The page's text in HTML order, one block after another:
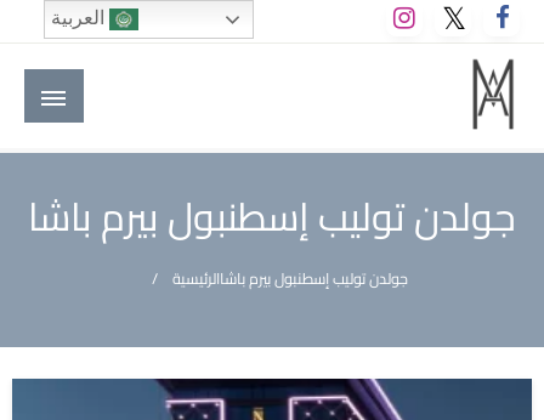
التخطي
إلى
المحتوى
M A hotels | إم ايه هوتيلز
الموقع الأول للعاملين في الفنادق في العالم العربي
جولدن توليب إسطنبول بيرم باشا
الرئيسيةجولدن توليب إسطنبول بيرم باشا
العربية